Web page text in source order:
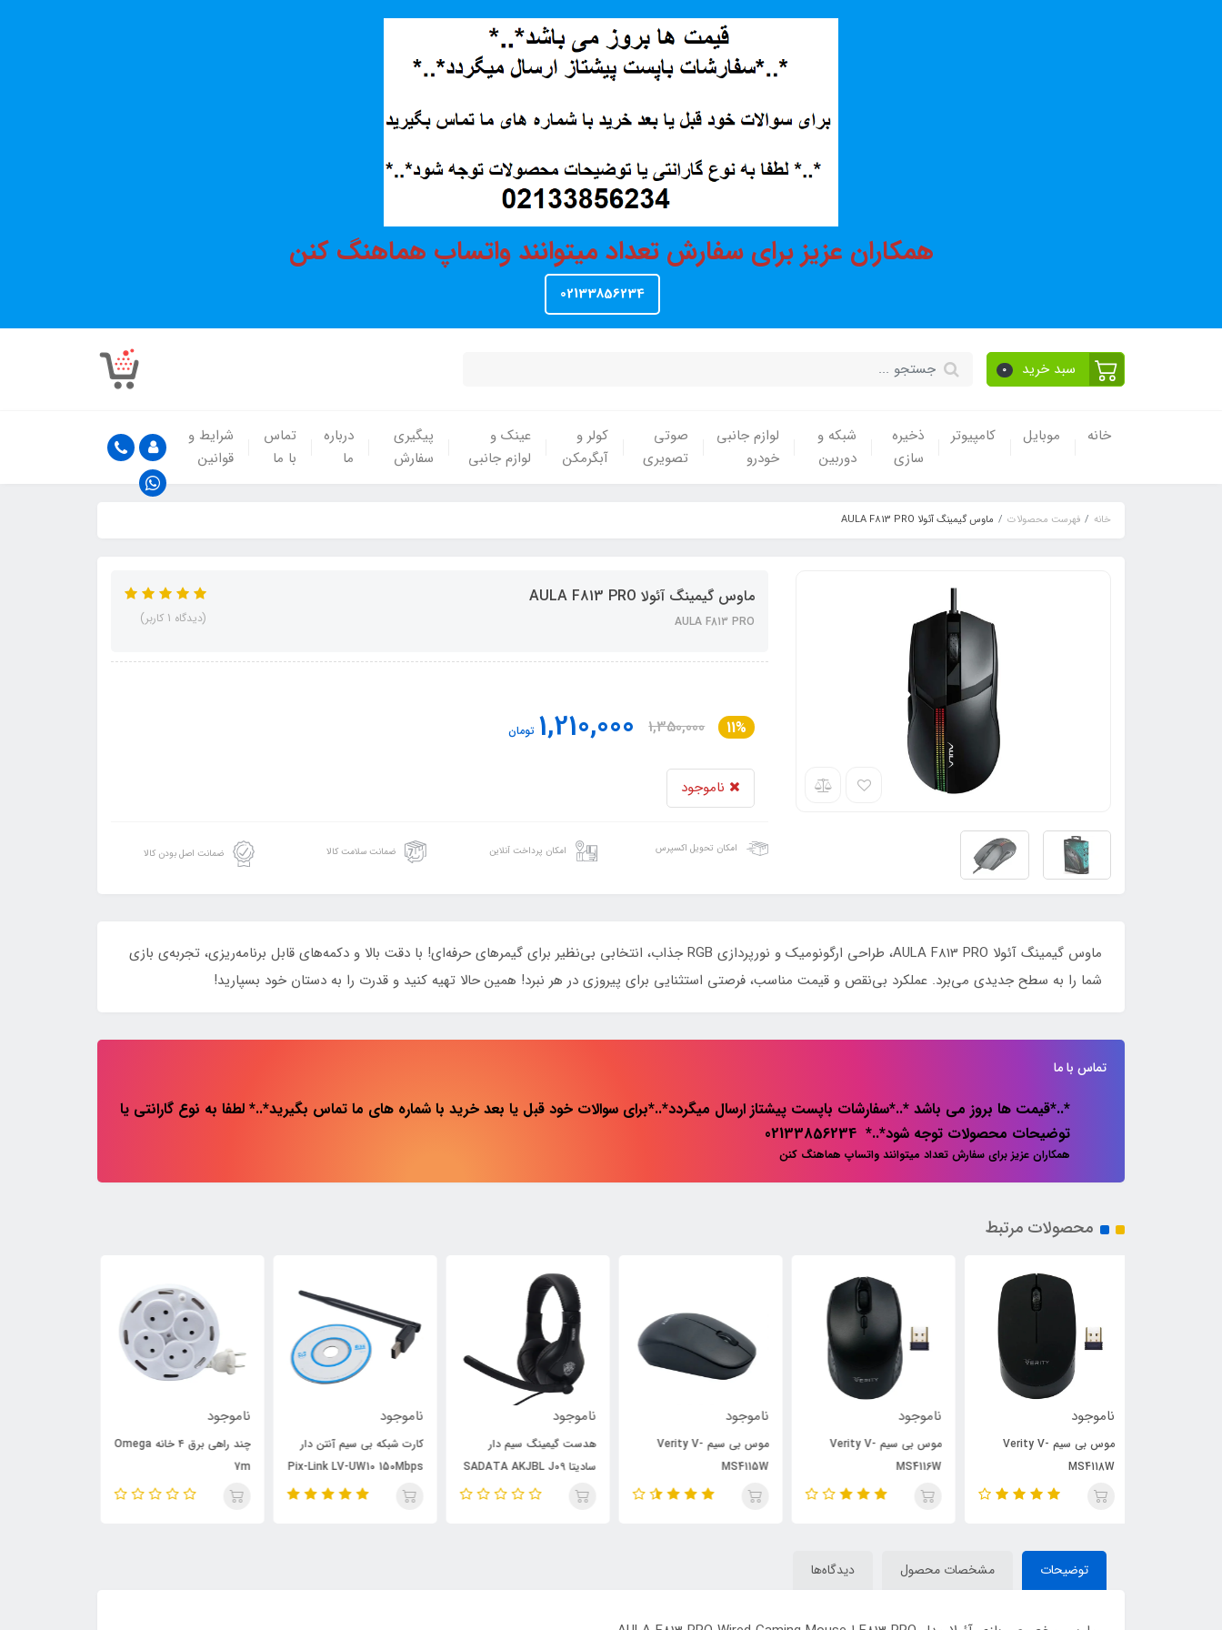
همکاران عزیز برای سفارش تعداد میتوانند واتساپ هماهنگ کنن
02133856234
سبد خرید 0
خانه موبایل کامپیوتر
ذخیره
سازی
شبکه و
دوربین
لوازم جانبی
خودرو
صوتی
تصویری
کولر و
آبگرمکن
عینک و
لوازم جانبی
پیگیری
سفارش
درباره
ما
تماس
با ما
شرایط و
قوانین
خانه فهرست محصولات ماوس گیمینگ آئولا AULA F813 PRO
ماوس گیمینگ آئولا AULA F813 PRO
AULA F813 PRO (دیدگاه 1 کاربر)
11%
1,350,000
1,210,000 تومان
ناموجود
امکان تحویل اکسپرس امکان پرداخت آنلاین ضمانت سلامت کالا ضمانت اصل بودن کالا
​​​​ماوس گیمینگ آئولا AULA F813 PRO، طراحی ارگونومیک و نورپردازی RGB جذاب، انتخابی بی‌نظیر برای گیمرهای حرفه‌ای! با دقت بالا و دکمه‌های قابل برنامه‌ریزی، تجربه‌ی بازی
شما را به سطح جدیدی می‌برد. عملکرد بی‌نقص و قیمت مناسب، فرصتی استثنایی برای پیروزی در هر نبرد! همین حالا تهیه کنید و قدرت را به دستان خود بسپارید!
تماس با ما
*..*قیمت ها بروز می باشد *..*سفارشات باپست پیشتاز ارسال میگردد*..*برای سوالات خود قبل یا بعد خرید با شماره های ما تماس بگیرید*..* لطفا به نوع گارانتی یا
توضیحات محصولات توجه شود*..* 02133856234
همکاران عزیز برای سفارش تعداد میتوانند واتساپ هماهنگ کنن
محصولات مرتبط
ناموجود
موس بی سیم Verity V-
MS4116W
ناموجود
موس بی سیم Verity V-
MS4115W
ناموجود
هدست گیمینگ سیم دار
سادیتا SADATA AKJBL J09
ناموجود
کارت شبکه بی سیم آنتن دار
Pix-Link LV-UW10 150Mbps
ناموجود
چند راهی برق ۴ خانه Omega
7m
ناموجود
محافظ برق ۳ خانه Omega
P3100 1.5m
توضیحات مشخصات محصول دیدگاه‌ها